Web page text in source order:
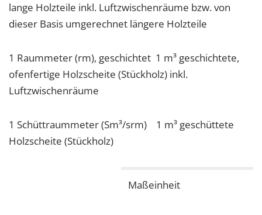
lange Holzteile inkl. Luftzwischenräume bzw. von
dieser Basis umgerechnet längere Holzteile
1 Raummeter (rm), geschichtet 1 m³ geschichtete,
ofenfertige Holzscheite (Stückholz) inkl.
Luftzwischenräume
1 Schüttraummeter (Sm³/srm) 1 m³ geschüttete
Holzscheite (Stückholz)
Maßeinheit